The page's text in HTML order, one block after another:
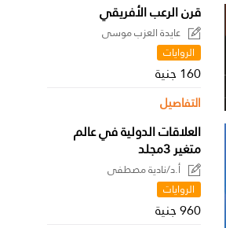
قرن الرعب الأفريقي
عايدة العزب موسى
الروايات
160 جنية
التفاصيل
العلاقات الدولية في عالم
متغير 3مجلد
أ.د/نادية مصطفى
الروايات
960 جنية